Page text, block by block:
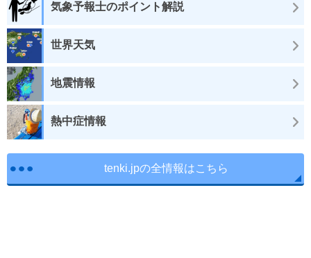
気象予報士のポイント解説
世界天気
地震情報
熱中症情報
tenki.jpの全情報はこちら